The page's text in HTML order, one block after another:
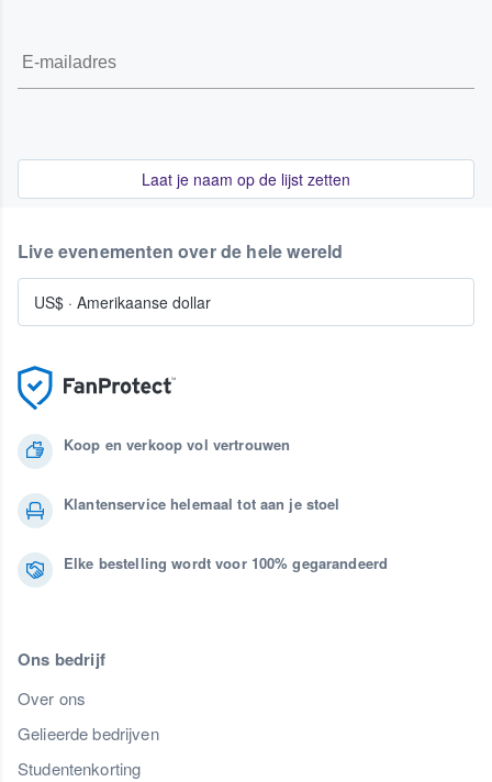
Laat je naam op de lijst zetten
Koop en verkoop vol vertrouwen
Klantenservice helemaal tot aan je stoel
Elke bestelling wordt voor 100% gegarandeerd
Ons bedrijf
Over ons
Gelieerde bedrijven
Studentenkorting
Live evenementen over de hele wereld
US$ · Amerikaanse dollar